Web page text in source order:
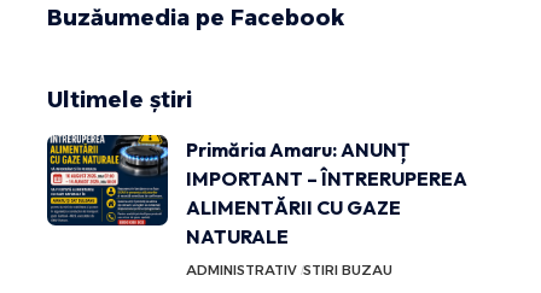
Buzăumedia pe Facebook
Ultimele știri
Primăria Amaru: ANUNȚ
IMPORTANT – ÎNTRERUPEREA
ALIMENTĂRII CU GAZE
NATURALE
ADMINISTRATIV STIRI BUZAU